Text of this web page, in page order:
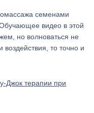
семенами
видео в этой
но волноваться не
воздействия, то точно и
Джок терапии при